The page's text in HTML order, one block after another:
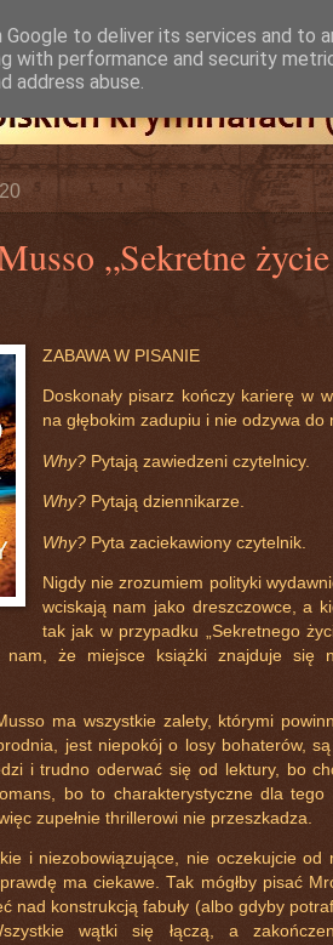
„Sekretne
ZABAWA W PISANIE
Doskonały pisarz kończy karierę w
na głębokim zadupiu i nie odzywa do
Why?Pytają zawiedzeni czytelnicy.
Why?Pytają dziennikarze.
Why?Pyta zaciekawiony czytelnik.
Nigdy nie zrozumiem polityki
wciskają nam jako dreszczowce, a
tak jak w przypadku „Sekretnego
nam, że miejsce książki znajduje się
ma wszystkie zalety, którymi
jest niepokój o losy bohaterów,
i trudno oderwać się od lektury, bo
bo to charakterystyczne dla
zupełnie thrillerowi nie przeszkadza.
i niezobowiązujące, nie oczekujcie od
ma ciekawe. Tak mógłby pisać
nad konstrukcją fabuły (albo gdyby
wątki się łączą, a
to deliver its services and to
with performance and security
address abuse.